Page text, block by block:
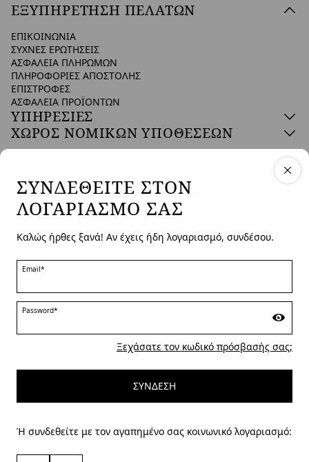
ΕΞΥΠΗΡΕΤΗΣΗ ΠΕΛΑΤΩΝ
ΕΠΙΚΟΙΝΩΝΙΑ
ΣΥΧΝΕΣ ΕΡΩΤΗΣΕΙΣ
ΑΣΦΑΛΕΙΑ ΠΛΗΡΩΜΩΝ
ΠΛΗΡΟΦΟΡΙΕΣ ΑΠΟΣΤΟΛΗΣ
ΕΠΙΣΤΡΟΦΕΣ
ΑΣΦΑΛΕΙΑ ΠΡΟΪΟΝΤΩΝ
ΥΠΗΡΕΣΙΕΣ
ΧΩΡΟΣ ΝΟΜΙΚΩΝ ΥΠΟΘΕΣΕΩΝ
ΧΏΡΑ ΚΑΙ ΓΛΏΣΣΑ
Greece | el
MARINA RINALDI
PERSONA
ΣΥΝΔΕΘΕΊΤΕ ΣΤΟΝ
ΛΟΓΑΡΙΑΣΜΌ ΣΑΣ
Καλώς ήρθες ξανά! Αν έχεις ήδη λογαριασμό, συνδέσου.
Email*
Password*
Ξεχάσατε τον κωδικό πρόσβασής σας;
ΣΎΝΔΕΣΗ
Ή συνδεθείτε με τον αγαπημένο σας κοινωνικό λογαριασμό: